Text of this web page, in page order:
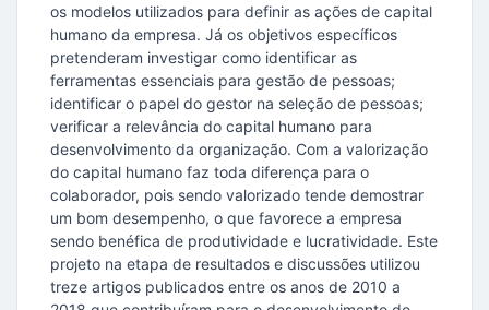
os modelos utilizados para definir as ações de capital
humano da empresa. Já os objetivos específicos
pretenderam investigar como identificar as
ferramentas essenciais para gestão de pessoas;
identificar o papel do gestor na seleção de pessoas;
verificar a relevância do capital humano para
desenvolvimento da organização. Com a valorização
do capital humano faz toda diferença para o
colaborador, pois sendo valorizado tende demostrar
um bom desempenho, o que favorece a empresa
sendo benéfica de produtividade e lucratividade. Este
projeto na etapa de resultados e discussões utilizou
treze artigos publicados entre os anos de 2010 a